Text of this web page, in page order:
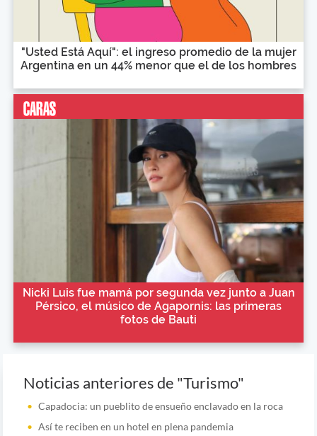
"Usted Está Aquí": el ingreso promedio de la mujer
Argentina en un 44% menor que el de los hombres
Nicki Luis fue mamá por segunda vez junto a Juan
Pérsico, el músico de Agapornis: las primeras
fotos de Bauti
Noticias anteriores de "Turismo"
Capadocia: un pueblito de ensueño enclavado en la roca
Así te reciben en un hotel en plena pandemia